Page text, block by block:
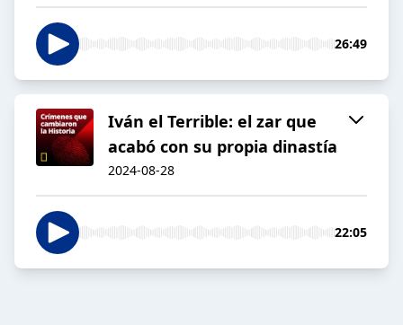
26:49
Iván el Terrible: el zar que
acabó con su propia dinastía
2024-08-28
22:05